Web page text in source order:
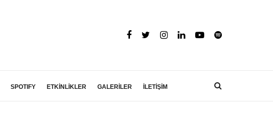
SPOTIFY ETKİNLİKLER GALERİLER İLETİŞİM